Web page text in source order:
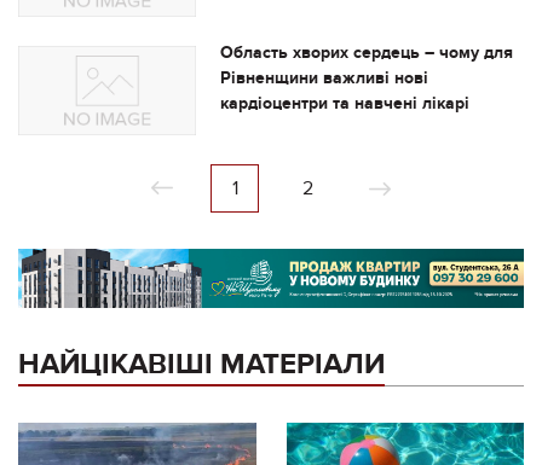
Область хворих сердець – чому для
Рівненщини важливі нові
кардіоцентри та навчені лікарі
1 2
НАЙЦІКАВІШІ МАТЕРІАЛИ